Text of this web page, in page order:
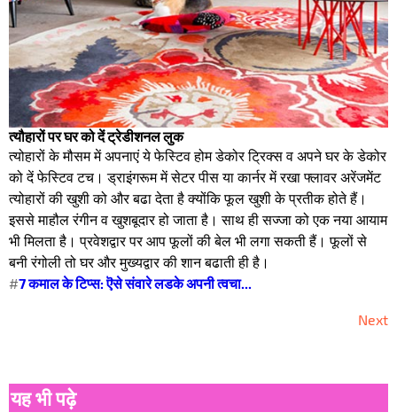
त्यौहारों पर घर को दें ट्रेडीशनल लुक
त्योहारों के मौसम में अपनाएं ये फेस्टिव होम डेकोर ट्रिक्स व अपने घर के डेकोर
को दें फेस्टिव टच। ड्राइंगरूम में सेटर पीस या कार्नर में रखा फ्लावर अरेंजमेंट
त्योहारों की खुशी को और बढा देता है क्योंकि फूल खुशी के प्रतीक होते हैं।
इससे माहौल रंगीन व खुशबूदार हो जाता है। साथ ही सज्जा को एक नया आयाम
भी मिलता है। प्रवेशद्वार पर आप फूलों की बेल भी लगा सकती हैं। फूलों से
बनी रंगोली तो घर और मुख्यद्वार की शान बढाती ही है।
#7 कमाल के टिप्स: ऎसे संवारे लडके अपनी त्वचा...
Next
यह भी पढ़े